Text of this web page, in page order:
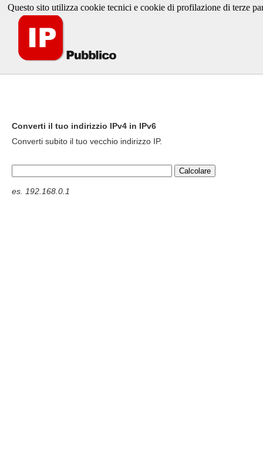
Converti il tuo indirizzio IPv4 in IPv6
Converti subito il tuo vecchio indirizzo IP.
es. 192.168.0.1
Questo sito utilizza cookie tecnici e cookie di profilazione di terze